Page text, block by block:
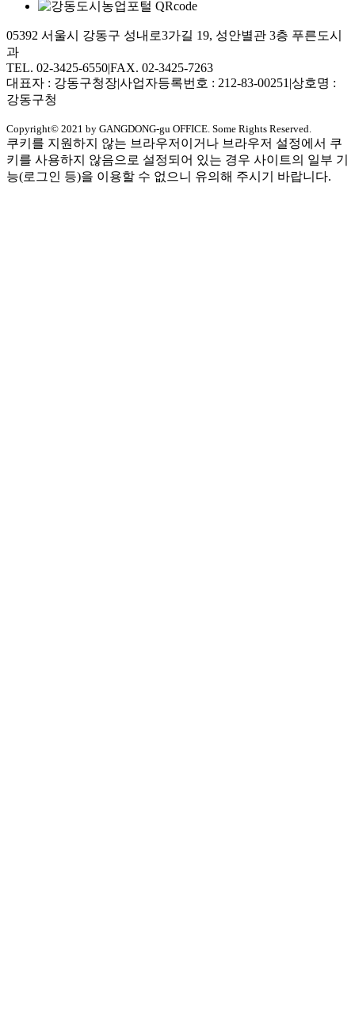
05392 서울시 강동구 성내로3가길 19, 성안별관 3층 푸른도시
과
TEL. 02-3425-6550|FAX. 02-3425-7263
대표자 : 강동구청장|사업자등록번호 : 212-83-00251 |상호명 :
강동구청
Copyright© 2021 by GANGDONG-gu OFFICE. Some Rights Reserved.
쿠키를 지원하지 않는 브라우저이거나 브라우저 설정에서 쿠
키를 사용하지 않음으로 설정되어 있는 경우 사이트의 일부 기
능(로그인 등)을 이용할 수 없으니 유의해 주시기 바랍니다.